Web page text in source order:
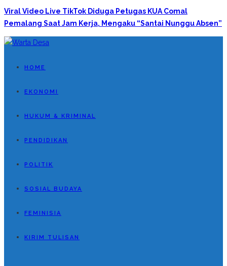
Viral Video Live TikTok Diduga Petugas KUA Comal
Pemalang Saat Jam Kerja, Mengaku “Santai Nunggu Absen”
HOME
EKONOMI
HUKUM & KRIMINAL
PENDIDIKAN
POLITIK
SOSIAL BUDAYA
FEMINISIA
KIRIM TULISAN